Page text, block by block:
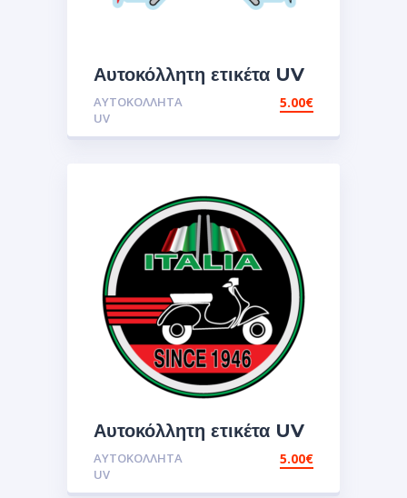
Αυτοκόλλητη ετικέτα UV
vespa bee
2.Αυτοκόλλητα
ΑΥΤΟΚΌΛΛΗΤΑ
UV
5.00€
Αυτοκόλλητη ετικέτα UV
vespa
italia.Αυτοκόλλητα
ΑΥΤΟΚΌΛΛΗΤΑ
UV
5.00€